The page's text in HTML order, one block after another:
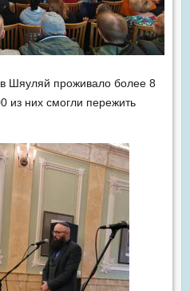
Шяуляй проживало более 8
из них смогли пережить